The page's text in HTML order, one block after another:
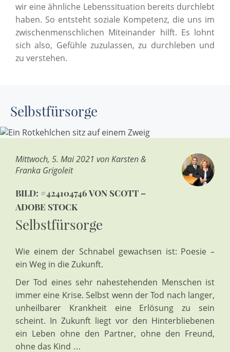
wir eine ähnliche Lebenssituation bereits durchlebt
haben. So entsteht soziale Kompetenz, die uns im
zwischenmenschlichen Miteinander hilft. Es lohnt
sich also, Gefühle zuzulassen, zu durchleben und
zu verstehen.
Selbstfürsorge
Mittwoch, 5. Mai 2021 von Karsten &
Franka Grigoleit
BILD: #424104746 VON SCOTT –
ADOBE STOCK
Selbstfürsorge
Wie einem der Schnabel gewachsen ist: Poesie –
ein Weg in die Zukunft.
Der Tod eines sehr nahestehenden Menschen ist
immer eine Krise. Selbst wenn der Tod nach langer,
unheilbarer Krankheit eine Erlösung zu sein
scheint. In Zukunft liegt vor den Hinterbliebenen
ein Leben ohne den Partner, ohne den Freund,
ohne das Kind …